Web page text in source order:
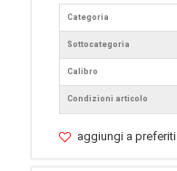
Categoria
Sottocategoria
Calibro
Condizioni articolo
aggiungi a preferiti